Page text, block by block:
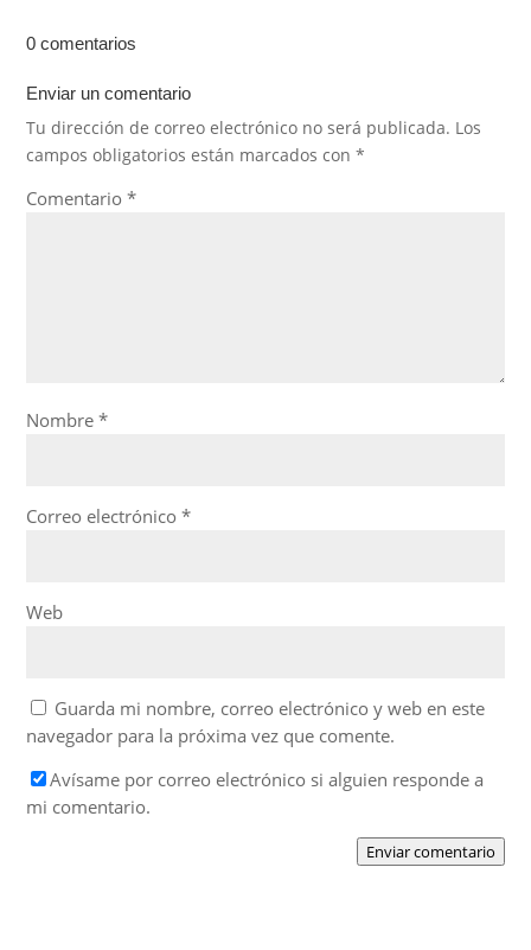
0 comentarios
Enviar un comentario
Tu dirección de correo electrónico no será publicada. Los
campos obligatorios están marcados con*
Comentario*
Nombre*
Correo electrónico*
Web
Guarda mi nombre, correo electrónico y web en este
navegador para la próxima vez que comente.
Avísame por correo electrónico si alguien responde a
mi comentario.
Enviar comentario